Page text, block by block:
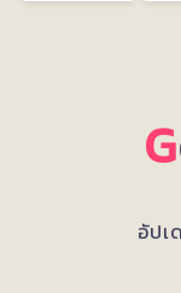
G
อัปเ